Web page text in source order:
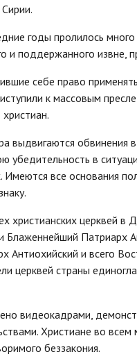
годы пролилось
и поддержанного извне,
себе право
к массовым
выдвигаются обвинения
в
все основания
христианских церквей в
Патриарх
Антиохийский и всего
церквей страны
видеокадрами,
Христиане во всем
беззакония.